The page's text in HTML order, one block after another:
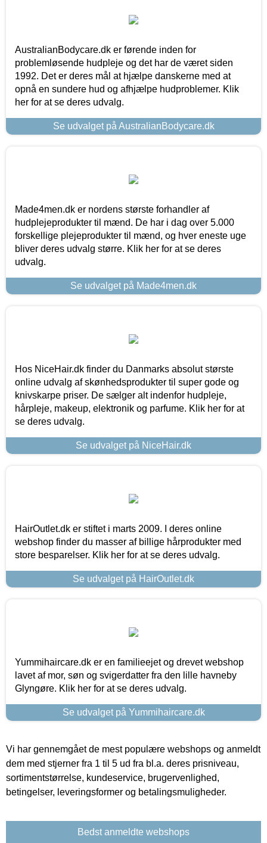
AustralianBodycare.dk er førende inden for
problemløsende hudpleje og det har de været siden
1992. Det er deres mål at hjælpe danskerne med at
opnå en sundere hud og afhjælpe hudproblemer. Klik
her for at se deres udvalg.
Se udvalget på AustralianBodycare.dk
Made4men.dk er nordens største forhandler af
hudplejeprodukter til mænd. De har i dag over 5.000
forskellige plejeprodukter til mænd, og hver eneste uge
bliver deres udvalg større. Klik her for at se deres
udvalg.
Se udvalget på Made4men.dk
Hos NiceHair.dk finder du Danmarks absolut største
online udvalg af skønhedsprodukter til super gode og
knivskarpe priser. De sælger alt indenfor hudpleje,
hårpleje, makeup, elektronik og parfume. Klik her for at
se deres udvalg.
Se udvalget på NiceHair.dk
HairOutlet.dk er stiftet i marts 2009. I deres online
webshop finder du masser af billige hårprodukter med
store besparelser. Klik her for at se deres udvalg.
Se udvalget på HairOutlet.dk
Yummihaircare.dk er en familieejet og drevet webshop
lavet af mor, søn og svigerdatter fra den lille havneby
Glyngøre. Klik her for at se deres udvalg.
Se udvalget på Yummihaircare.dk
Vi har gennemgået de mest populære webshops og anmeldt
dem med stjerner fra 1 til 5 ud fra bl.a. deres prisniveau,
sortimentstørrelse, kundeservice, brugervenlighed,
betingelser, leveringsformer og betalingsmuligheder.
Bedst anmeldte webshops